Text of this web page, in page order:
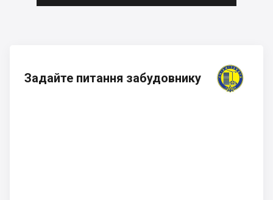
Задайте питання забудовнику